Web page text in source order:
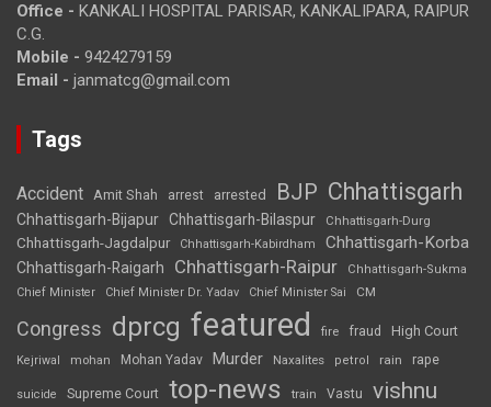
Office - KANKALI HOSPITAL PARISAR, KANKALIPARA, RAIPUR
C.G.
Mobile - 9424279159
Email - janmatcg@gmail.com
Tags
Accident Amit Shah arrest arrested BJP Chhattisgarh
Chhattisgarh-Bijapur Chhattisgarh-Bilaspur Chhattisgarh-Durg
Chhattisgarh-Jagdalpur Chhattisgarh-Kabirdham Chhattisgarh-Korba
Chhattisgarh-Raigarh Chhattisgarh-Raipur
Chhattisgarh-Sukma
Chief Minister
Chief Minister Dr. Yadav Chief Minister Sai CM
Congress dprcg featured fire fraud High Court
Kejriwal mohan Mohan Yadav Murder Naxalites petrol rain rape
suicide Supreme Court top-news train Vastu vishnu